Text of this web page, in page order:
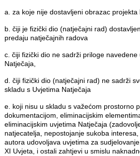
a. za koje nije dostavljeni obrazac projekta
b. čiji je fizički dio (natječajni rad)
predaju natječajnih radova
c. čiji fizički dio ne sadrži priloge navedene
Natječaja,
d. čiji fizički dio (natječajni rad) ne sadrži
skladu s Uvjetima Natječaja
e. koji nisu u skladu s važećom prostorno
dokumentacijom, eliminacijskim
eliminacijskim uvjetima Natječaja
natjecatelja, nepostojanje sukoba
autora udovoljava uvjetima za
XI Uvjeta, i ostali zahtjevi u smislu